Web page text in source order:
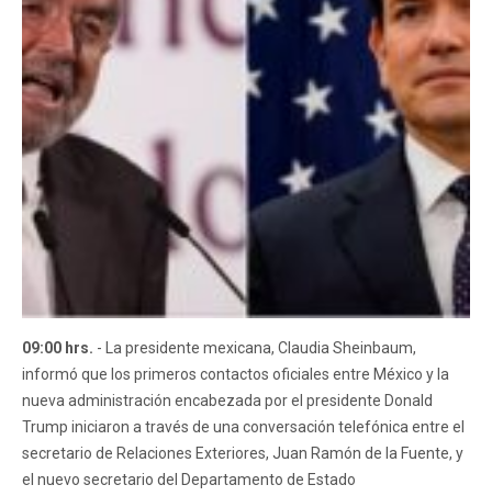
09:00 hrs. - La presidente mexicana, Claudia Sheinbaum,
informó que los primeros contactos oficiales entre México y la
nueva administración encabezada por el presidente Donald
Trump iniciaron a través de una conversación telefónica entre el
secretario de Relaciones Exteriores, Juan Ramón de la Fuente, y
el nuevo secretario del Departamento de Estado